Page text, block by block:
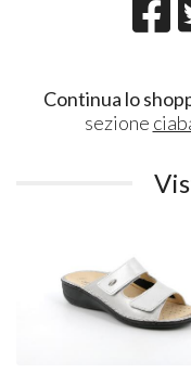
Continua lo
sezione